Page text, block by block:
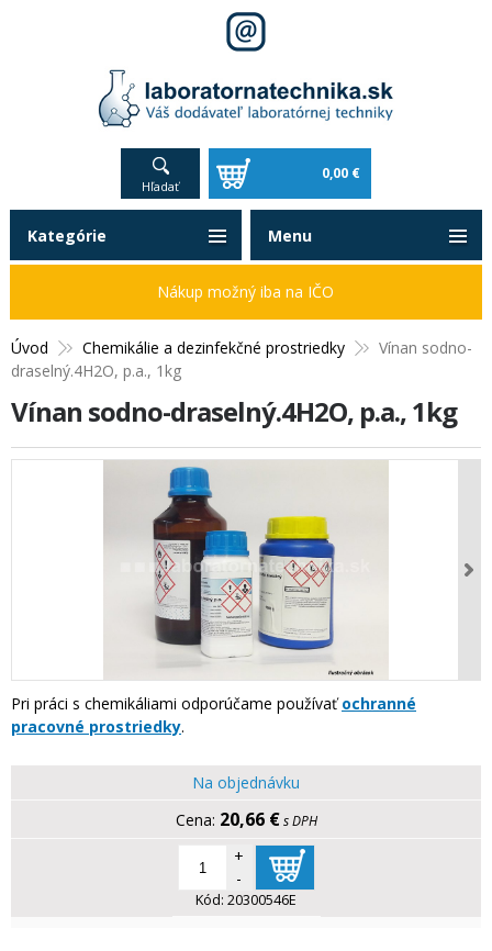
Hľadať
0,00 €
Úvod Chemikálie a dezinfekčné prostriedky
Vínan sodno-
draselný.4H2O, p.a., 1kg
Vínan sodno-draselný.4H2O, p.a., 1kg
Pri práci s chemikáliami odporúčame používaťochranné
pracovné prostriedky.
Na objednávku
20,66 € s DPH
+
-
Kód: 20300546E
Kategórie
Nákup možný iba na IČO
Menu